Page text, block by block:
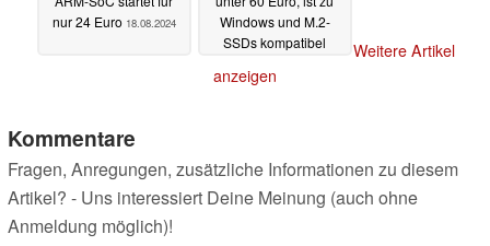
nur 24 Euro 18.08.2024
Windows und M.2-
SSDs kompatibel
Weitere Artikel
anzeigen
Kommentare
Fragen, Anregungen, zusätzliche Informationen zu diesem
Artikel? - Uns interessiert Deine Meinung (auch ohne
Anmeldung möglich)!